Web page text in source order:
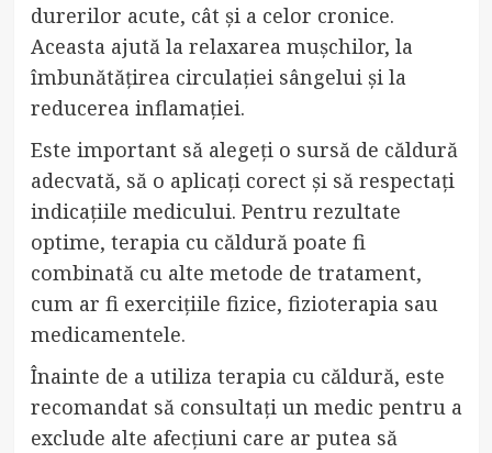
durerilor acute, cât și a celor cronice.
Aceasta ajută la relaxarea mușchilor, la
îmbunătățirea circulației sângelui și la
reducerea inflamației.
Este important să alegeți o sursă de căldură
adecvată, să o aplicați corect și să respectați
indicațiile medicului. Pentru rezultate
optime, terapia cu căldură poate fi
combinată cu alte metode de tratament,
cum ar fi exercițiile fizice, fizioterapia sau
medicamentele.
Înainte de a utiliza terapia cu căldură, este
recomandat să consultați un medic pentru a
exclude alte afecțiuni care ar putea să